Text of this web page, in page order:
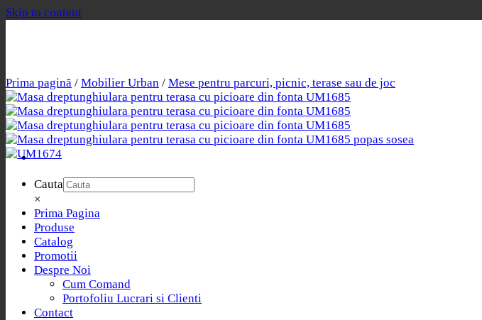
Skip to content
Cauta
×
Prima Pagina
Produse
Catalog
Promotii
Despre Noi
Cum Comand
Portofoliu Lucrari si Clienti
Contact
Prima pagină / Mobilier Urban / Mese pentru parcuri, picnic, terase sau de joc